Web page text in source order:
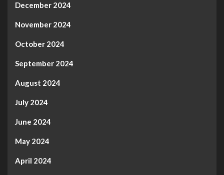
December 2024
November 2024
October 2024
September 2024
August 2024
July 2024
June 2024
May 2024
April 2024